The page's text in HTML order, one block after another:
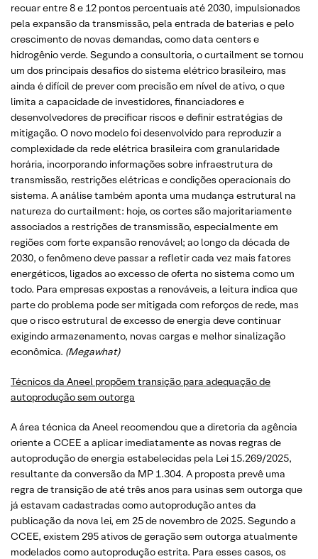
recuar entre 8 e 12 pontos percentuais até 2030, impulsionados
pela expansão da transmissão, pela entrada de baterias e pelo
crescimento de novas demandas, como data centers e
hidrogênio verde. Segundo a consultoria, o curtailment se tornou
um dos principais desafios do sistema elétrico brasileiro, mas
ainda é difícil de prever com precisão em nível de ativo, o que
limita a capacidade de investidores, financiadores e
desenvolvedores de precificar riscos e definir estratégias de
mitigação. O novo modelo foi desenvolvido para reproduzir a
complexidade da rede elétrica brasileira com granularidade
horária, incorporando informações sobre infraestrutura de
transmissão, restrições elétricas e condições operacionais do
sistema. A análise também aponta uma mudança estrutural na
natureza do curtailment: hoje, os cortes são majoritariamente
associados a restrições de transmissão, especialmente em
regiões com forte expansão renovável; ao longo da década de
2030, o fenômeno deve passar a refletir cada vez mais fatores
energéticos, ligados ao excesso de oferta no sistema como um
todo. Para empresas expostas a renováveis, a leitura indica que
parte do problema pode ser mitigada com reforços de rede, mas
que o risco estrutural de excesso de energia deve continuar
exigindo armazenamento, novas cargas e melhor sinalização
econômica. (Megawhat)
Técnicos da Aneel propõem transição para adequação de
autoprodução sem outorga
A área técnica da Aneel recomendou que a diretoria da agência
oriente a CCEE a aplicar imediatamente as novas regras de
autoprodução de energia estabelecidas pela Lei 15.269/2025,
resultante da conversão da MP 1.304. A proposta prevê uma
regra de transição de até três anos para usinas sem outorga que
já estavam cadastradas como autoprodução antes da
publicação da nova lei, em 25 de novembro de 2025. Segundo a
CCEE, existem 295 ativos de geração sem outorga atualmente
modelados como autoprodução estrita. Para esses casos, os